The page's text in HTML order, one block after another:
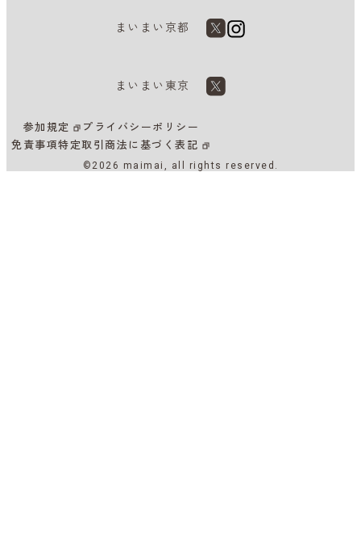
まいまい京都
まいまい東京
参加規定
プライバシーポリシー
免責事項特定取引商法に基づく表記
©2026 maimai, all rights reserved.